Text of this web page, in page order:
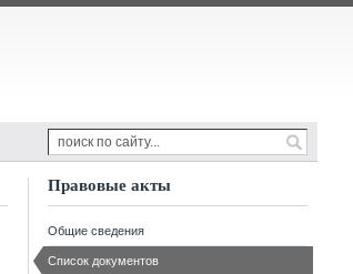
Правовые акты
Общие сведения
Список документов